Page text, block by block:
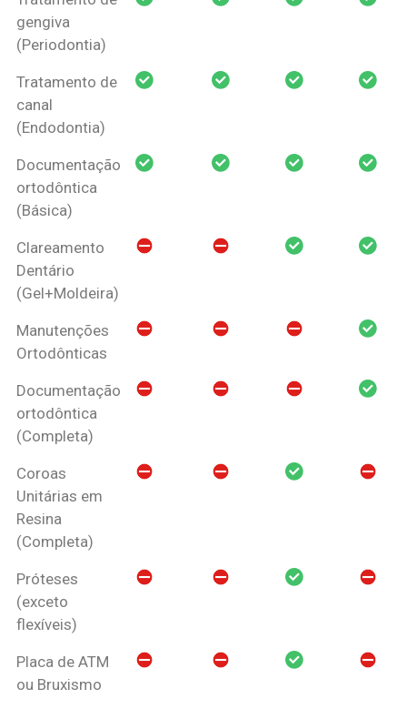
gengiva
(Periodontia)
Tratamento de
canal
(Endodontia)
Documentação
ortodôntica
(Básica)
Clareamento
Dentário
(Gel+Moldeira)
Manutenções
Ortodônticas
Documentação
ortodôntica
(Completa)
Coroas
Unitárias em
Resina
(Completa)
Próteses
(exceto
flexíveis)
Placa de ATM
ou Bruxismo